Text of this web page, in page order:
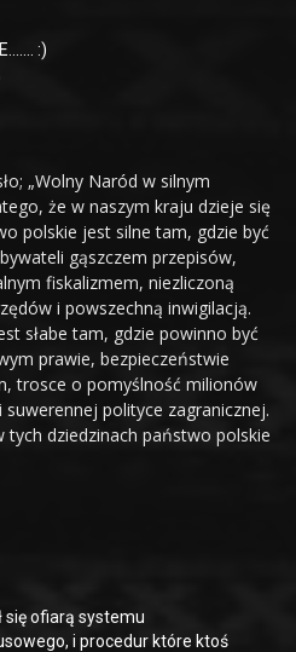
:)
„Wolny Naród w silnym
że w naszym kraju dzieje się
polskie jest silne tam, gdzie być
gąszczem przepisów,
fiskalizmem, niezliczoną
i powszechną inwigilacją.
słabe tam, gdzie powinno być
prawie, bezpieczeństwie
trosce o pomyślność milionów
polityce zagranicznej.
dziedzinach państwo polskie
się ofiarą systemu
i procedur które ktoś